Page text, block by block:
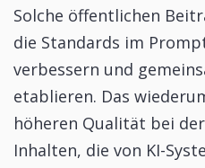
Solche öffentlichen
die Standards im
verbessern und
etablieren. Das
höheren Qualität bei
Inhalten, die von KI-